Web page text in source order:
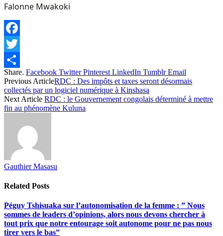
Falonne Mwakoki
Facebook
Twitter
Share
Share. Facebook Twitter Pinterest LinkedIn Tumblr Email
Previous ArticleRDC : Des impôts et taxes seront désormais
collectés par un logiciel numérique à Kinshasa
Next Article RDC : le Gouvernement congolais déterminé à mettre
fin au phénomène Kuluna
Gauthier Masasu
Related Posts
Péguy Tshisuaka sur l’autonomisation de la femme : ” Nous
sommes de leaders d’opinions, alors nous devons chercher à
tout prix que notre entourage soit autonome pour ne pas nous
tirer vers le bas”